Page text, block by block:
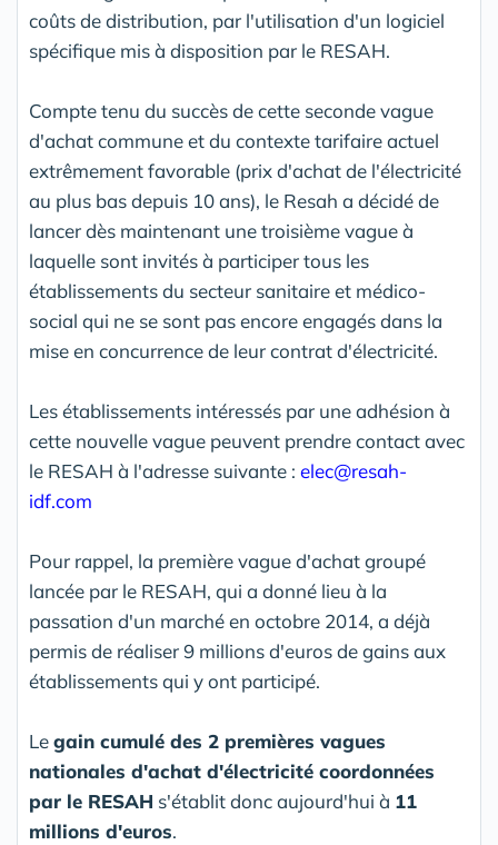
coûts de distribution, par l'utilisation d'un logiciel
spécifique mis à disposition par le RESAH.
Compte tenu du succès de cette seconde vague
d'achat commune et du contexte tarifaire actuel
extrêmement favorable (prix d'achat de l'électricité
au plus bas depuis 10 ans), le Resah a décidé de
lancer dès maintenant une troisième vague à
laquelle sont invités à participer tous les
établissements du secteur sanitaire et médico-
social qui ne se sont pas encore engagés dans la
mise en concurrence de leur contrat d'électricité.
Les établissements intéressés par une adhésion à
cette nouvelle vague peuvent prendre contact avec
le RESAH à l'adresse suivante : elec@resah-
idf.com
Pour rappel, la première vague d'achat groupé
lancée par le RESAH, qui a donné lieu à la
passation d'un marché en octobre 2014, a déjà
permis de réaliser 9 millions d'euros de gains aux
établissements qui y ont participé.
Legain cumulé des 2 premières vagues
nationales d'achat d'électricité coordonnées
par le RESAH s'établit donc aujourd'hui à 11
millions d'euros.